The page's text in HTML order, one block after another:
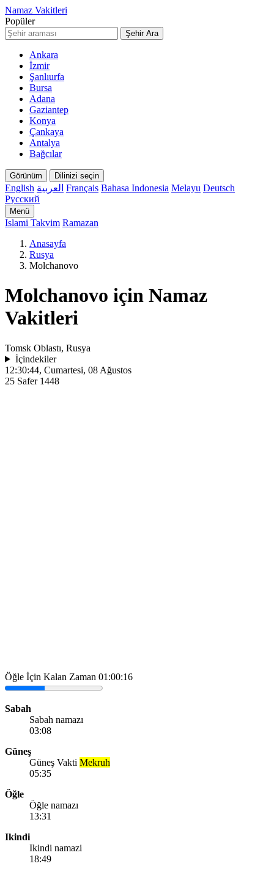
Namaz Vakitleri
Popüler
Şehir Ara
Ankara
İzmir
Şanlıurfa
Bursa
Adana
Gaziantep
Konya
Çankaya
Antalya
Bağcılar
Görünüm Dilinizi seçin
English العربية Français Bahasa Indonesia Melayu Deutsch
Русский
Menü
Islami Takvim Ramazan
Anasayfa
Rusya
Molchanovo
Molchanovo için Namaz
Vakitleri
Tomsk Oblastı, Rusya
İçindekiler
12:30:44, Cumartesi, 08 Ağustos
25 Safer 1448
Öğle İçin Kalan Zaman 01:00:16
Sabah
Sabah namazı
03:08
Güneş
Güneş Vakti Mekruh
05:35
Öğle
Öğle namazı
13:31
Ikindi
Ikindi namazi
18:49